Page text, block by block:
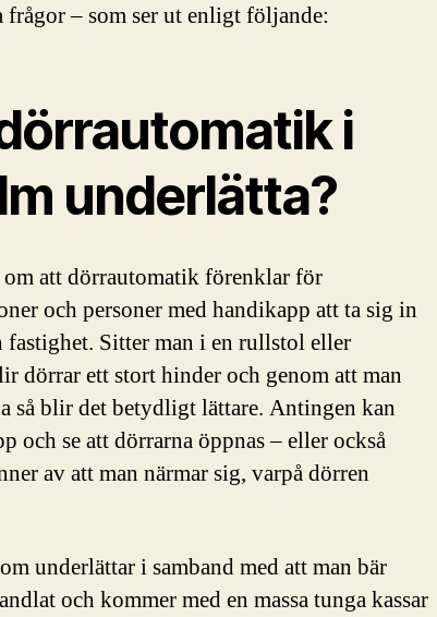
frågor – som ser ut enligt följande:
i
underlätta?
om att dörrautomatik förenklar för
och personer med handikapp att ta sig in
Sitter man i en rullstol eller
dörrar ett stort hinder och genom att man
så blir det betydligt lättare. Antingen kan
och se att dörrarna öppnas – eller också
av att man närmar sig, varpå dörren
underlättar i samband med att man bär
och kommer med en massa tunga kassar